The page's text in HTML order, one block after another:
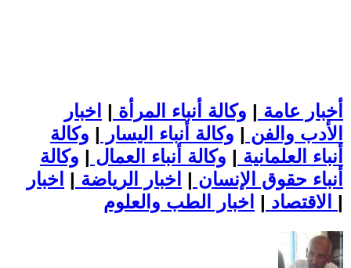
أخبار عامة | وكالة أنباء المرأة | اخبار
الأدب والفن | وكالة أنباء اليسار | وكالة
أنباء العلمانية | وكالة أنباء العمال | وكالة
أنباء حقوق الإنسان | اخبار الرياضة | اخبار
الاقتصاد | |